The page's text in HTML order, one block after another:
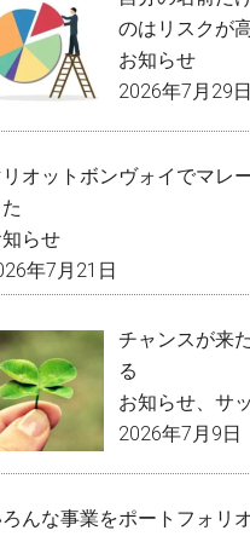
のはリスクが
お知らせ
2026年7月29日
オットボンヴォイでマレ
らせ
年7月21日
チャンスが来
る
お知らせ
サ
2026年7月9日
んな事業をポートフォリ